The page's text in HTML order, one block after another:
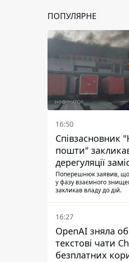
ПОПУЛЯРНЕ
16:50
Співзасновник
пошти"
дерегуляції
податків -
Поперешнюк заявив, що
у фазу взаємного
закликав владу до дій.
16:27
OpenAI зняла
текстові чати
безплатних